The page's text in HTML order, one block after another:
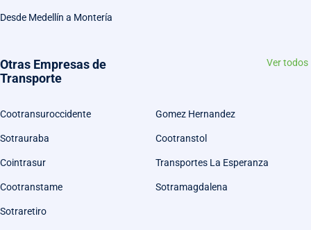
Desde Medellín a Montería
Otras Empresas de
Transporte
Ver todos
Cootransuroccidente Gomez Hernandez
Sotrauraba Cootranstol
Cointrasur Transportes La Esperanza
Cootranstame Sotramagdalena
Sotraretiro